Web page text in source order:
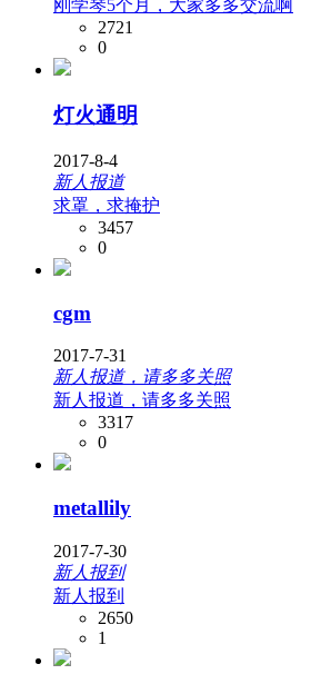
刚学琴5个月，大家多多交流啊
2721
0
灯火通明
2017-8-4
新人报道
求罩，求掩护
3457
0
cgm
2017-7-31
新人报道，请多多关照
新人报道，请多多关照
3317
0
metallily
2017-7-30
新人报到
新人报到
2650
1